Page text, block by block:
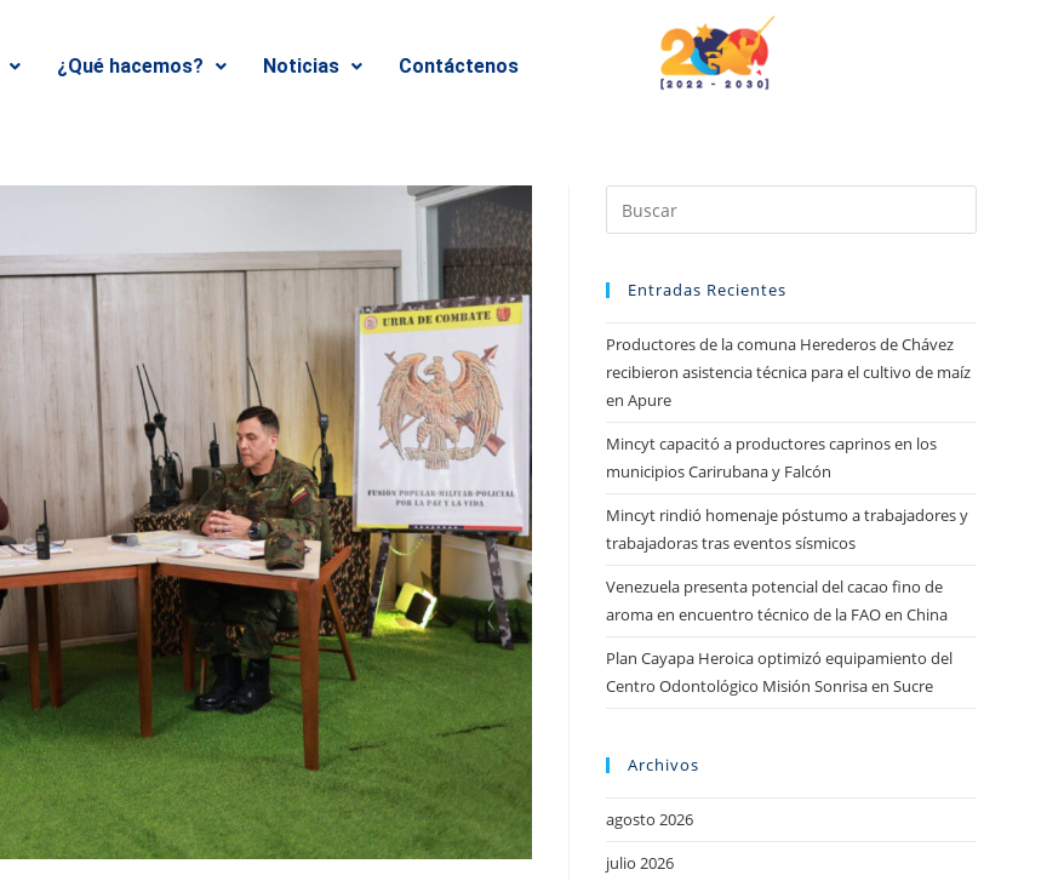
¿Qué hacemos? Noticias Contáctenos
Entradas Recientes
Productores de la comuna Herederos de Chávez
recibieron asistencia técnica para el cultivo de maíz
en Apure
Mincyt capacitó a productores caprinos en los
municipios Carirubana y Falcón
Mincyt rindió homenaje póstumo a trabajadores y
trabajadoras tras eventos sísmicos
Venezuela presenta potencial del cacao fino de
aroma en encuentro técnico de la FAO en China
Plan Cayapa Heroica optimizó equipamiento del
Centro Odontológico Misión Sonrisa en Sucre
Archivos
agosto 2026
julio 2026